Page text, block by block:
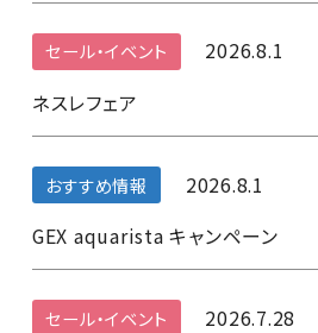
セール・イベント
2026.8.1
ネスレフェア
おすすめ情報
2026.8.1
GEX aquarista キャンペーン
セール・イベント
2026.7.28